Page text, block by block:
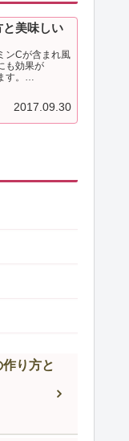
と美味しい
ンCが含まれ風
も効果が
。
季にはさらに
縮されます。
2017.09.30
り方と